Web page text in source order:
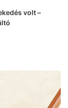
volt –